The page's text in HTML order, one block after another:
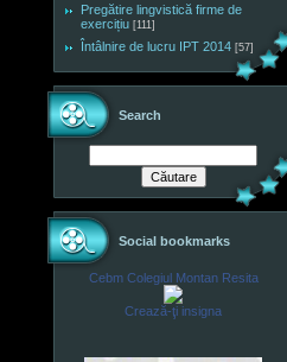
Pregătire lingvistică firme de
exercițiu [111]
Întâlnire de lucru IPT 2014 [57]
Search
Social bookmarks
Cebm Colegiul Montan Resita
Crează-ţi insigna